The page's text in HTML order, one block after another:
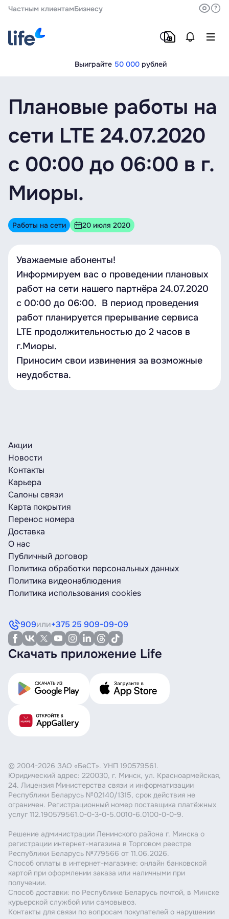
Частным клиентамБизнесу
Выиграйте 50 000 рублей
Плановые работы на
сети LTE 24.07.2020
c 00:00 до 06:00 в г.
Миоры.
Работы на сети 20 июля 2020
Уважаемые абоненты!
Информируем вас о проведении плановых
работ на сети нашего партнёра 24.07.2020
c 00:00 до 06:00. В период проведения
работ планируется прерывание сервиса
LTE продолжительностью до 2 часов в
г.Миоры.
Приносим свои извинения за возможные
неудобства.
Акции
Новости
Контакты
Карьера
Салоны связи
Карта покрытия
Перенос номера
Доставка
О нас
Публичный договор
Политика обработки персональных данных
Политика видеонаблюдения
Политика использования cookies
909или+375 25 909-09-09
Скачать приложение Life
© 2004-2026 ЗАО «БеСТ». УНП 190579561.
Юридический адрес: 220030, г. Минск, ул. Красноармейская,
24. Лицензия Министерства связи и информатизации
Республики Беларусь №02140/1315, срок действия не
ограничен. Регистрационный номер поставщика платёжных
услуг 112.190579561.0-0-3-0-5.0010-6.0100-0-0-9.
Решение администрации Ленинского района г. Минска о
регистрации интернет-магазина в Торговом реестре
Республики Беларусь №779566 от 11.06.2026.
Способ оплаты в интернет-магазине: онлайн банковской
картой при оформлении заказа или наличными при
получении.
Способ доставки: по Республике Беларусь почтой, в Минске
курьерской службой или самовывоз.
Контакты для связи по вопросам покупателей о нарушении